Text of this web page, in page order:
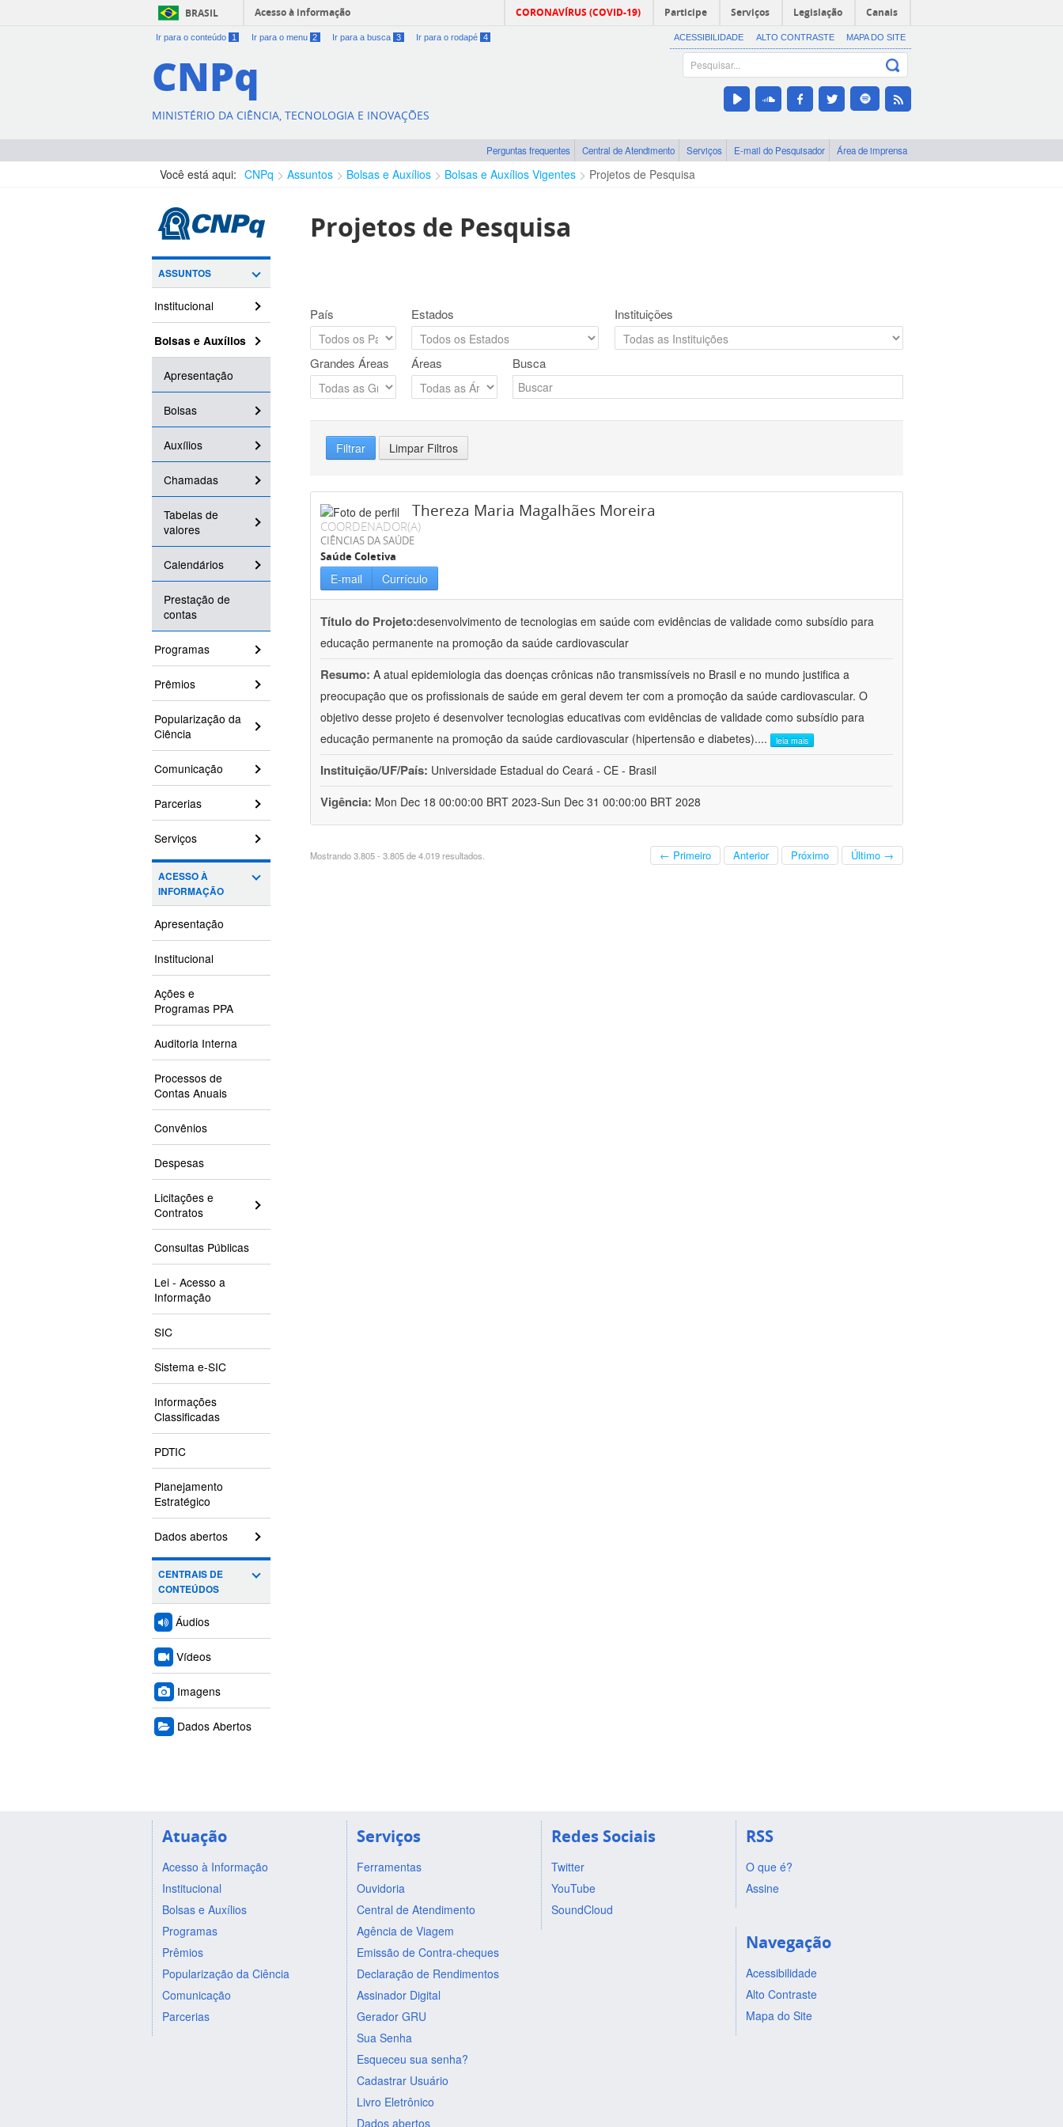
BRASIL Acesso à informação CORONAVÍRUS (COVID-19) Participe Serviços Legislação Canais
Ir para o conteúdo 1 Ir para o menu 2 Ir para a busca 3 Ir para o rodapé 4 ACESSIBILIDADE ALTO CONTRASTE MAPA DO SITE
CNPq
MINISTÉRIO DA CIÊNCIA, TECNOLOGIA E INOVAÇÕES
Perguntas frequentes Central de Atendimento Serviços E-mail do Pesquisador Área de imprensa
Você está aqui: CNPq Assuntos Bolsas e Auxílios Bolsas e Auxílios Vigentes Projetos de Pesquisa
ASSUNTOS
Institucional
Bolsas e Auxílios
Apresentação
Bolsas
Auxílios
Chamadas
Tabelas de
valores
Calendários
Prestação de
contas
Programas
Prêmios
Popularização da
Ciência
Comunicação
Parcerias
Serviços
ACESSO À
INFORMAÇÃO
Apresentação
Institucional
Ações e
Programas PPA
Auditoria Interna
Processos de
Contas Anuais
Convênios
Despesas
Licitações e
Contratos
Consultas Públicas
Lei - Acesso a
Informação
SIC
Sistema e-SIC
Informações
Classificadas
PDTIC
Planejamento
Estratégico
Dados abertos
CENTRAIS DE
CONTEÚDOS
Áudios
Vídeos
Imagens
Dados Abertos
Projetos de Pesquisa
País Estados Instituições
Grandes Áreas Áreas Busca
Filtrar Limpar Filtros
Thereza Maria Magalhães Moreira
COORDENADOR(A)
CIÊNCIAS DA SAÚDE
Saúde Coletiva
E-mail Currículo
Título do Projeto:desenvolvimento de tecnologias em saúde com evidências de validade como subsídio para
educação permanente na promoção da saúde cardiovascular
Resumo: A atual epidemiologia das doenças crônicas não transmissíveis no Brasil e no mundo justifica a
preocupação que os profissionais de saúde em geral devem ter com a promoção da saúde cardiovascular. O
objetivo desse projeto é desenvolver tecnologias educativas com evidências de validade como subsídio para
educação permanente na promoção da saúde cardiovascular (hipertensão e diabetes).... leia mais
Instituição/UF/País: Universidade Estadual do Ceará - CE - Brasil
Vigência: Mon Dec 18 00:00:00 BRT 2023-Sun Dec 31 00:00:00 BRT 2028
Mostrando 3.805 - 3.805 de 4.019 resultados. ← Primeiro Anterior Próximo Último →
Atuação
Acesso à Informação
Institucional
Bolsas e Auxílios
Programas
Prêmios
Popularização da Ciência
Comunicação
Parcerias
Serviços
Ferramentas
Ouvidoria
Central de Atendimento
Agência de Viagem
Emissão de Contra-cheques
Declaração de Rendimentos
Assinador Digital
Gerador GRU
Sua Senha
Esqueceu sua senha?
Cadastrar Usuário
Livro Eletrônico
Dados abertos
Redes Sociais
Twitter
YouTube
SoundCloud
RSS
O que é?
Assine
Navegação
Acessibilidade
Alto Contraste
Mapa do Site